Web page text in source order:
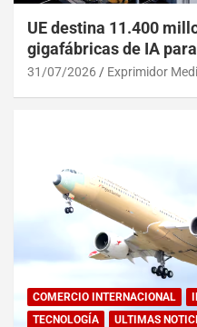
UE destina 11.400
gigafábricas de IA
31/07/2026 Exprimidor
COMERCIO INTERNACIONAL
TECNOLOGÍA
ULTIMAS